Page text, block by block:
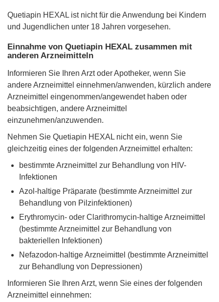
Quetiapin HEXAL ist nicht für die Anwendung bei Kindern
und Jugendlichen unter 18 Jahren vorgesehen.
Einnahme von Quetiapin HEXAL zusammen mit
anderen Arzneimitteln
Informieren Sie Ihren Arzt oder Apotheker, wenn Sie
andere Arzneimittel einnehmen/anwenden, kürzlich andere
Arzneimittel eingenommen/angewendet haben oder
beabsichtigen, andere Arzneimittel
einzunehmen/anzuwenden.
Nehmen Sie Quetiapin HEXAL nicht ein, wenn Sie
gleichzeitig eines der folgenden Arzneimittel erhalten:
bestimmte Arzneimittel zur Behandlung von HIV-
Infektionen
Azol-haltige Präparate (bestimmte Arzneimittel zur
Behandlung von Pilzinfektionen)
Erythromycin- oder Clarithromycin-haltige Arzneimittel
(bestimmte Arzneimittel zur Behandlung von
bakteriellen Infektionen)
Nefazodon-haltige Arzneimittel (bestimmte Arzneimittel
zur Behandlung von Depressionen)
Informieren Sie Ihren Arzt, wenn Sie eines der folgenden
Arzneimittel einnehmen: